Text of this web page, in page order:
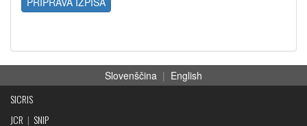
Slovenščina | English
SICRIS
JCR | SNIP